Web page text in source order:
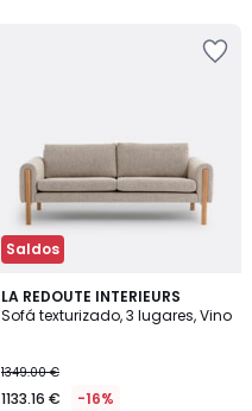
Saldos
LA REDOUTE INTERIEURS
Sofá texturizado, 3 lugares, Vino
1349.00 €
1133.16 € -16%
4,7
/ 5